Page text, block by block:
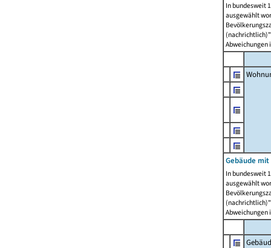
In bundesweit
ausgewählt
Abweichungen
Gebäude
In bundesweit
ausgewählt
Abweichungen